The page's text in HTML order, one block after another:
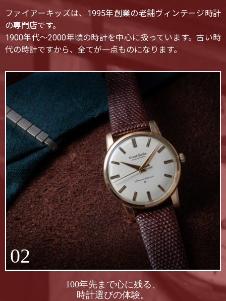
ファイアーキッズは、1995年創業の老舗ヴィンテージ時計
の専門店です。
1900年代〜2000年頃の時計を中心に扱っています。古い時
代の時計ですから、全てが一点ものになります。
02
100年先まで心に残る、
時計選びの体験。